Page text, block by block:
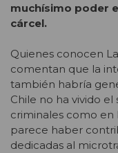
muchísimo poder
cárcel.
Quienes conocen
comentan que la
también habría
Chile no ha vivido
criminales como en
parece haber
dedicadas al